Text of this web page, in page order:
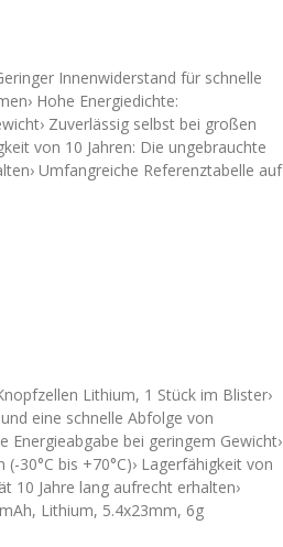
Innenwiderstand für schnelle
Hohe Energiedichte:
Zuverlässig selbst bei großen
von 10 Jahren: Die ungebrauchte
Umfangreiche Referenztabelle auf
Lithium, 1 Stück im Blister›
eine schnelle Abfolge von
Energieabgabe bei geringem Gewicht›
30°C bis +70°C)› Lagerfähigkeit von
10 Jahre lang aufrecht erhalten›
Lithium, 5.4x23mm, 6g